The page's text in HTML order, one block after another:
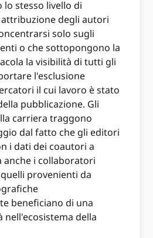
stesso livello di
degli autori
solo sugli
o che sottopongono la
la visibilità di tutti gli
l'esclusione
il cui lavoro è stato
pubblicazione. Gli
carriera traggono
dal fatto che gli editori
i dati dei coautori a
anche i collaboratori
provenienti da
beneficiano di una
nell'ecosistema della